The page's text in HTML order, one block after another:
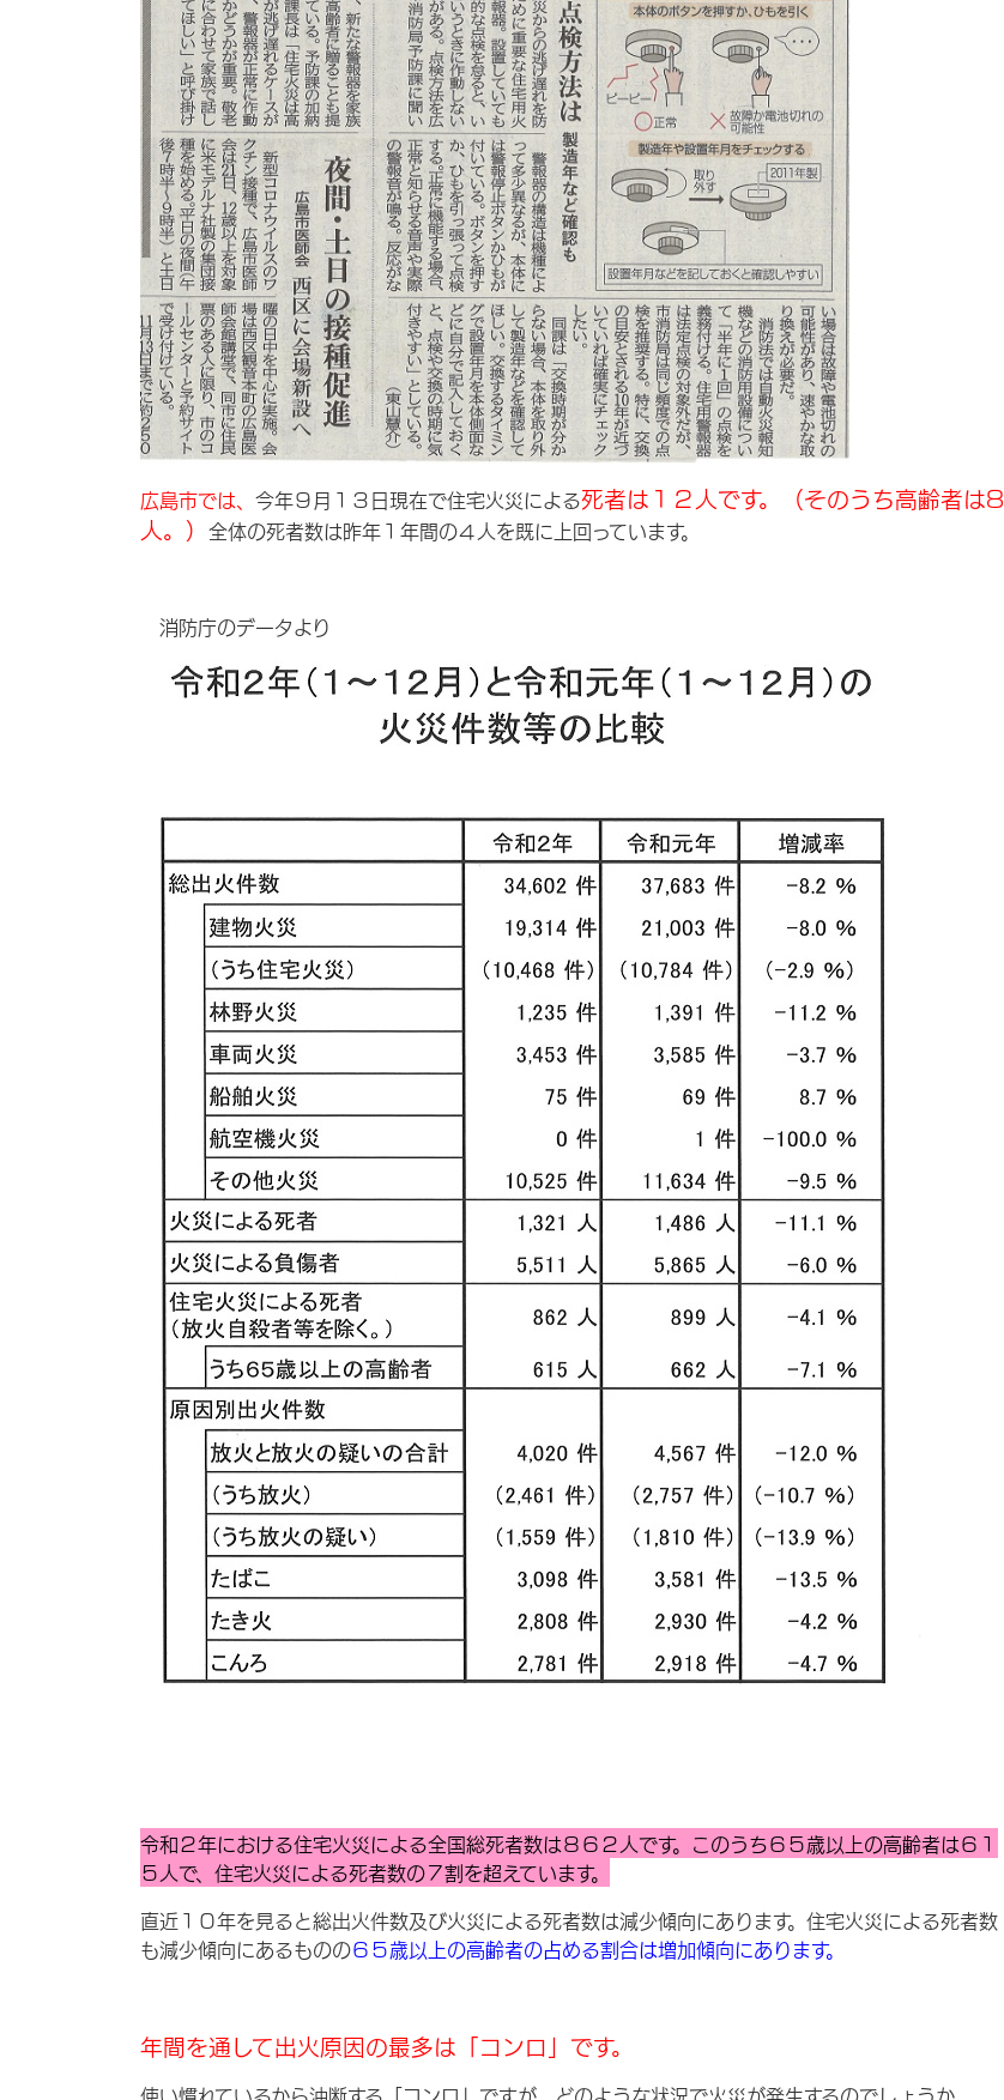
広島市では、 今年９月１３日現在で住宅火災による死者は１２人です。（そのうち高齢者は8
人。） 全体の死者数は昨年１年間の４人を既に上回っています。
消防庁のデータより
令和２年における住宅火災による全国総死者数は８６２人です。このうち６５歳以上の高齢者は６１
５人で、住宅火災による死者数の７割を超えています。
直近１０年を見ると総出火件数及び火災による死者数は減少傾向にあります。住宅火災による死者数
も減少傾向にあるものの６５歳以上の高齢者の占める割合は増加傾向にあります。
年間を通して出火原因の最多は「コンロ」です。